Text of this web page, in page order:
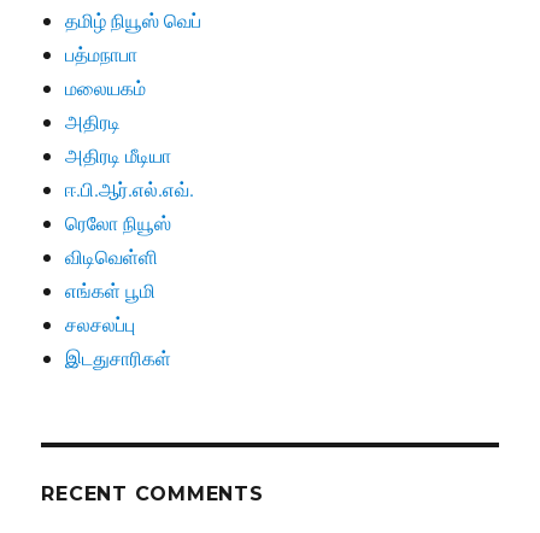
தமிழ் நியூஸ் வெப்
பத்மநாபா
மலையகம்
அதிரடி
அதிரடி மீடியா
ஈ.பி.ஆர்.எல்.எவ்.
ரெலோ நியூஸ்
விடிவெள்ளி
எங்கள் பூமி
சலசலப்பு
இடதுசாரிகள்
RECENT COMMENTS